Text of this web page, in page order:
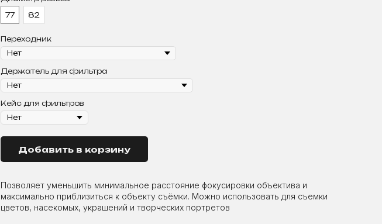
77
82
Переходник
Держатель для фильтра
Кейс для фильтров
Добавить в корзину
Позволяет уменьшить минимальное расстояние фокусировки объектива и
максимально приблизиться к объекту съёмки. Можно использовать для съемки
цветов, насекомых, украшений и творческих портретов